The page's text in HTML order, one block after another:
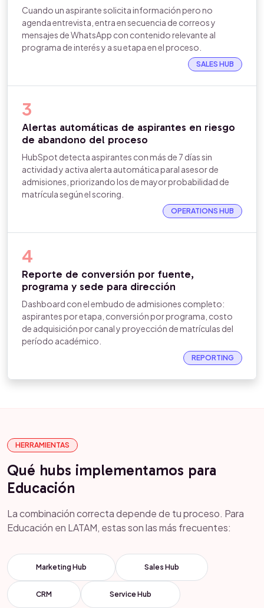
Cuando un aspirante solicita información pero no
agenda entrevista, entra en secuencia de correos y
mensajes de WhatsApp con contenido relevante al
programa de interés y a su etapa en el proceso.
SALES HUB
3
Alertas automáticas de aspirantes en riesgo
de abandono del proceso
HubSpot detecta aspirantes con más de 7 días sin
actividad y activa alerta automática paral asesor de
admisiones, priorizando los de mayor probabilidad de
matrícula según el scoring.
OPERATIONS HUB
4
Reporte de conversión por fuente,
programa y sede para dirección
Dashboard con el embudo de admisiones completo:
aspirantes por etapa, conversión por programa, costo
de adquisición por canal y proyección de matrículas del
período académico.
REPORTING
HERRAMIENTAS
Qué hubs implementamos para
Educación
La combinación correcta depende de tu proceso. Para
Educación en LATAM, estas son las más frecuentes:
Marketing Hub Sales Hub
CRM Service Hub